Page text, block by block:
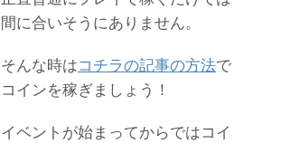
間に合いそうにありません。
そんな時はコチラの記事の方法で
コインを稼ぎましょう！
イベントが始まってからではコイ